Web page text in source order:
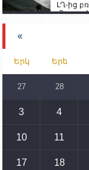
ԼՂ-ից
մնացած
Իրանը
15:10
14:54
«
Երկ Երե
27 28
3 4
10 11
17 18